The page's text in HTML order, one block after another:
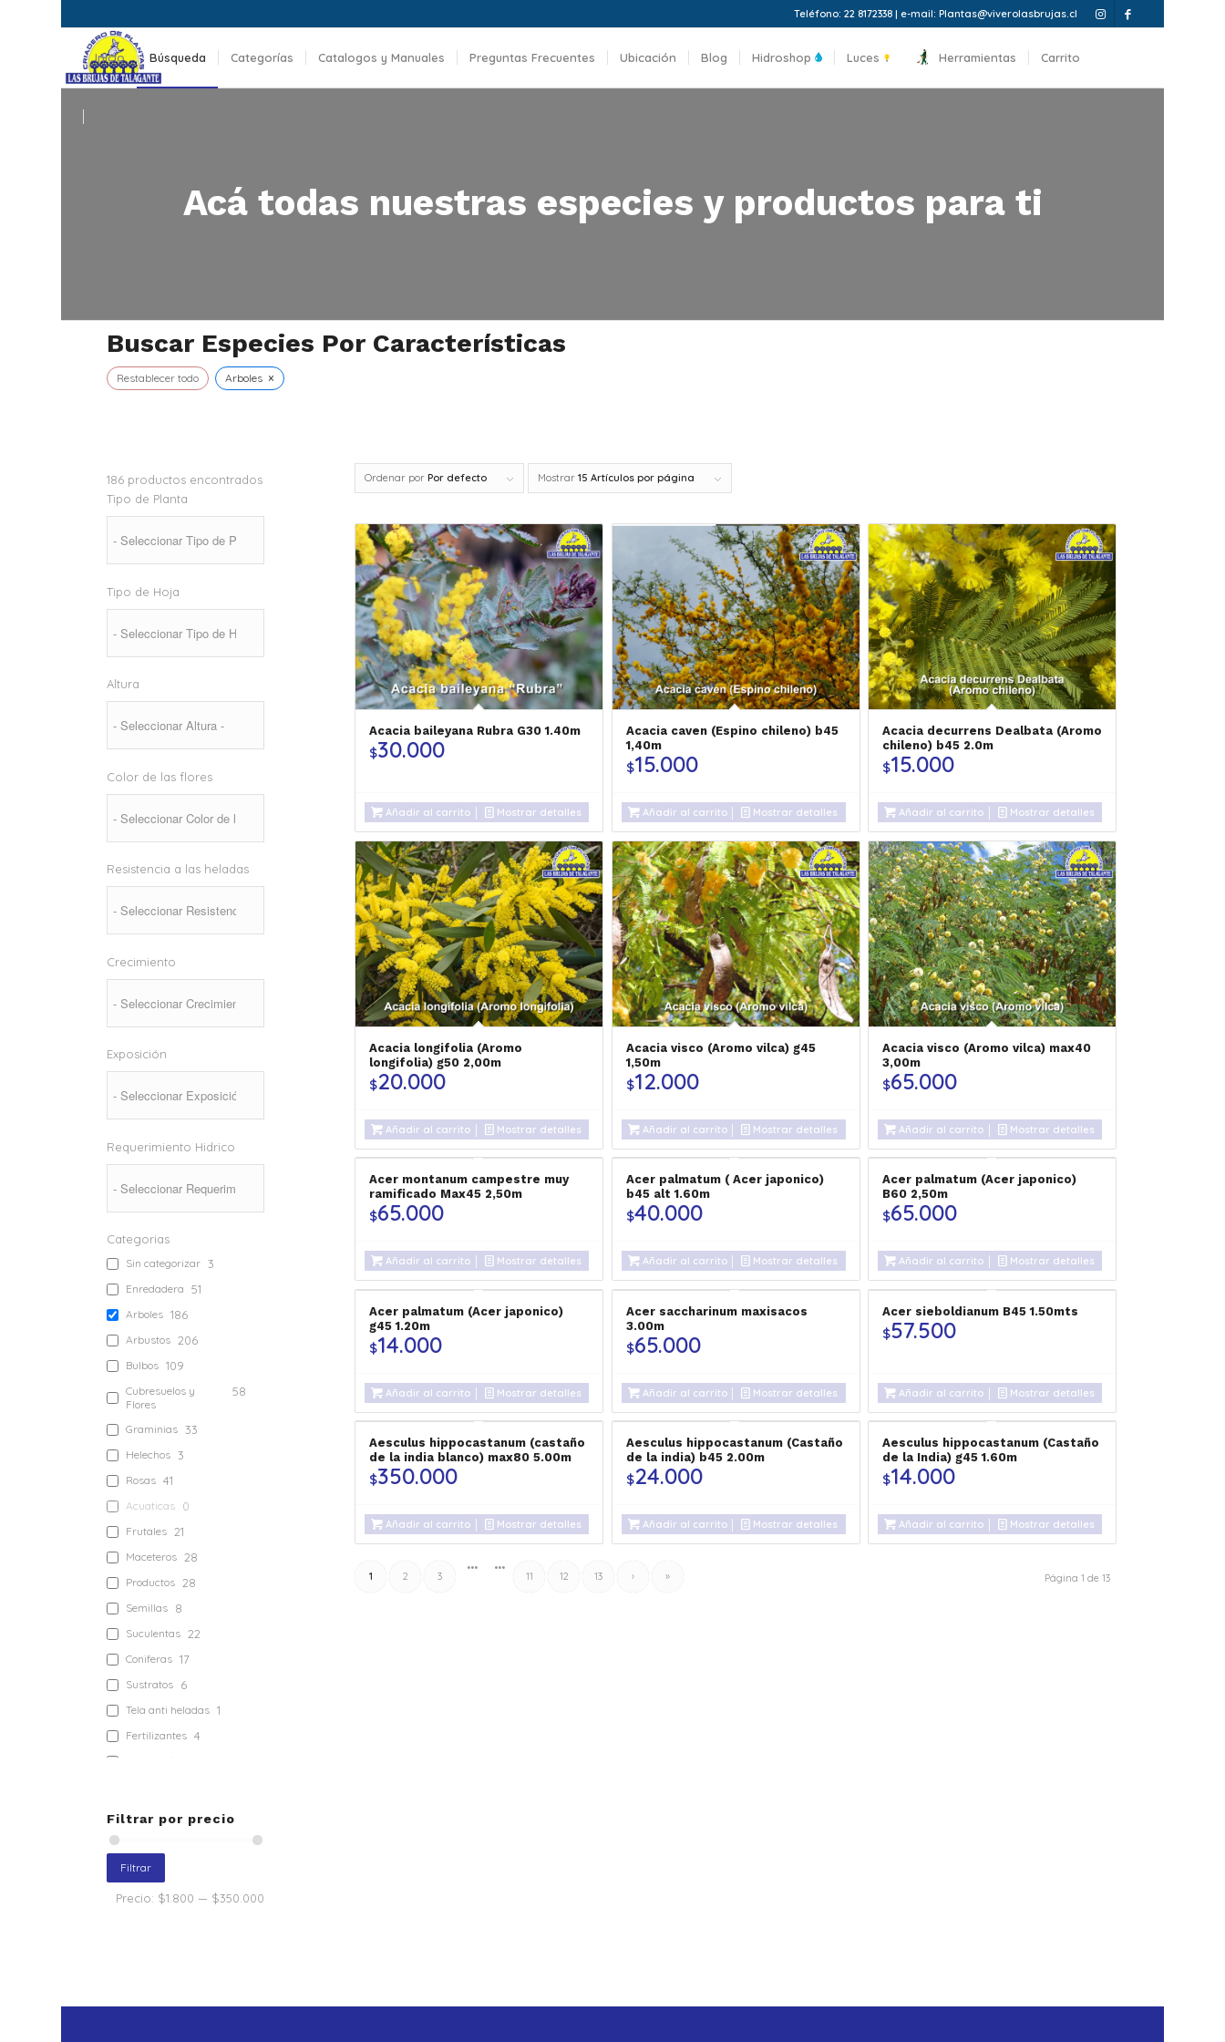
Teléfono: 22 8172338 | e-mail: Plantas@viverolasbrujas.cl
Inicio Búsqueda Categorías Catalogos y Manuales Preguntas Frecuentes Ubicación Blog Hidroshop Luces Herramientas Carrito
Acá todas nuestras especies y productos para ti
Buscar Especies Por Características
Restablecer todo Arboles ×
Ordenar porPor defecto Mostrar15 Artículos por página
Acacia baileyana Rubra G30 1.40m
$30.000
Añadir al carrito Mostrar detalles
Acacia caven (Espino chileno) b45
1,40m
$15.000
Añadir al carrito Mostrar detalles
Acacia decurrens Dealbata (Aromo
chileno) b45 2.0m
$15.000
Añadir al carrito Mostrar detalles
Acacia longifolia (Aromo
longifolia) g50 2,00m
$20.000
Añadir al carrito Mostrar detalles
Acacia visco (Aromo vilca) g45
1,50m
$12.000
Añadir al carrito Mostrar detalles
Acacia visco (Aromo vilca) max40
3,00m
$65.000
Añadir al carrito Mostrar detalles
Acer montanum campestre muy
ramificado Max45 2,50m
$65.000
Añadir al carrito Mostrar detalles
Acer palmatum ( Acer japonico)
b45 alt 1.60m
$40.000
Añadir al carrito Mostrar detalles
Acer palmatum (Acer japonico)
B60 2,50m
$65.000
Añadir al carrito Mostrar detalles
Acer palmatum (Acer japonico)
g45 1.20m
$14.000
Añadir al carrito Mostrar detalles
Acer saccharinum maxisacos
3.00m
$65.000
Añadir al carrito Mostrar detalles
Acer sieboldianum B45 1.50mts
$57.500
Añadir al carrito Mostrar detalles
Aesculus hippocastanum (castaño
de la india blanco) max80 5.00m
$350.000
Añadir al carrito Mostrar detalles
Aesculus hippocastanum (Castaño
de la india) b45 2.00m
$24.000
Añadir al carrito Mostrar detalles
Aesculus hippocastanum (Castaño
de la India) g45 1.60m
$14.000
Añadir al carrito Mostrar detalles
Página 1 de 13
1 2 3
••• •••
11 12 13 › »
186 productos encontrados
Tipo de Planta
Tipo de Hoja
Altura
Color de las flores
Resistencia a las heladas
Crecimiento
Exposición
Requerimiento Hidrico
Categorias
Sin categorizar 3
Enredadera 51
Arboles 186
Arbustos 206
Bulbos 109
Cubresuelos y
Flores
58
Graminias 33
Helechos 3
Rosas 41
Acuaticas 0
Frutales 21
Maceteros 28
Productos 28
Semillas 8
Suculentas 22
Coniferas 17
Sustratos 6
Tela anti heladas 1
Fertilizantes 4
Mulch
Implementos
Nativos 41
Filtrar por precio
Filtrar
Precio: $1.800 — $350.000